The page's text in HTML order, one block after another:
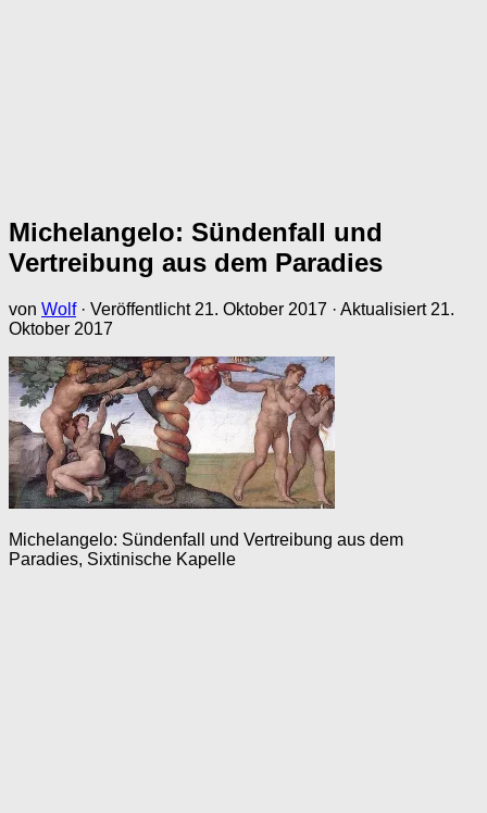
Michelangelo: Sündenfall und
Vertreibung aus dem Paradies
von Wolf · Veröffentlicht 21. Oktober 2017 · Aktualisiert 21.
Oktober 2017
Michelangelo: Sündenfall und Vertreibung aus dem
Paradies, Sixtinische Kapelle